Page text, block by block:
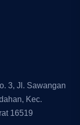
3, Jl. Sawangan
Kec.
16519